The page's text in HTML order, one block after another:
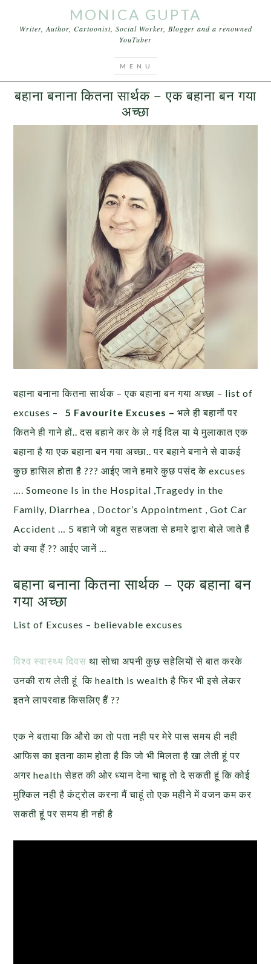
MONICA GUPTA
Writer, Author, Cartoonist, Social Worker, Blogger and a renowned
YouTuber
बहाना बनाना कितना सार्थक – एक बहाना बन गया
अच्छा
बहाना बनाना कितना सार्थक – एक बहाना बन गया अच्छा – list of
excuses –
5 Favourite Excuses –भले ही बहानों पर
कितने ही गाने हों.. दस बहाने कर के ले गई दिल या ये मुलाकात एक
बहाना है या एक बहाना बन गया अच्छा.. पर बहाने बनाने से वाकई
कुछ हासिल होता है ??? आईए जाने हमारे कुछ पसंद के excuses
…. Someone Is in the Hospital ,Tragedy in the
Family, Diarrhea , Doctor’s Appointment , Got Car
Accident … 5 बहाने जो बहुत सहजता से हमारे द्वारा बोले जाते हैं
वो क्या हैं ?? आईए जानें …
बहाना बनाना कितना सार्थक – एक बहाना बन
गया अच्छा
List of Excuses – believable excuses
विश्व स्वास्थ्य दिवस था सोचा अपनी कुछ सहेलियों से बात करके
उनकी राय लेती हूं कि health is wealth है फिर भी इसे लेकर
इतने लापरवाह किसलिए हैं ??
एक ने बताया कि औरो का तो पता नही पर मेरे पास समय ही नही
आफिस का इतना काम होता है कि जो भी मिलता है खा लेती हूं पर
अगर health सेहत की ओर ध्यान देना चाहू तो दे सकती हूं कि कोई
मुश्किल नही है कंट्रोल करना मैं चाहूं तो एक महीने में वजन कम कर
सकती हूं पर समय ही नही है